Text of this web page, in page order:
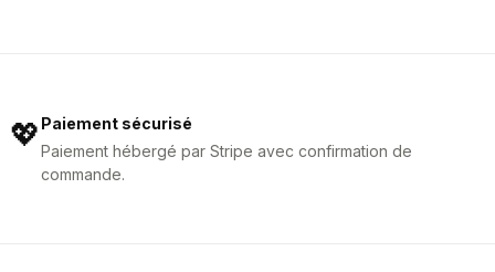
💖Paiement sécurisé
Paiement hébergé par Stripe avec confirmation de
commande.